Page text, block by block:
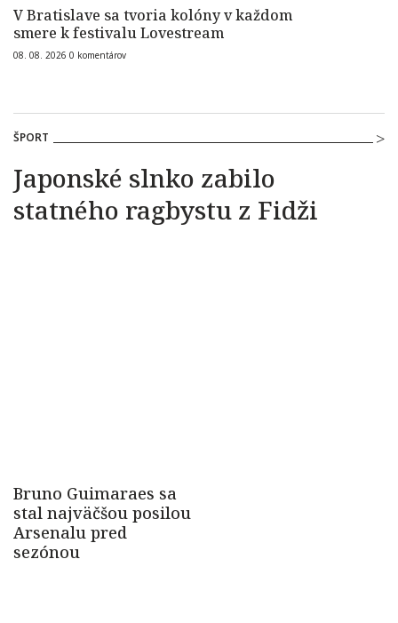
V Bratislave sa tvoria kolóny v každom
smere k festivalu Lovestream
08. 08. 2026 0 komentárov
ŠPORT